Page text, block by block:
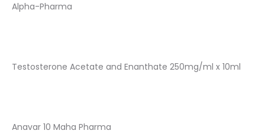
Alpha-Pharma
Testosterone Acetate and Enanthate 250mg/ml x 10ml
Anavar 10 Maha Pharma